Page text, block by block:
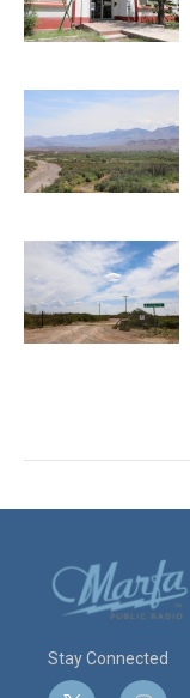
Stay Connected